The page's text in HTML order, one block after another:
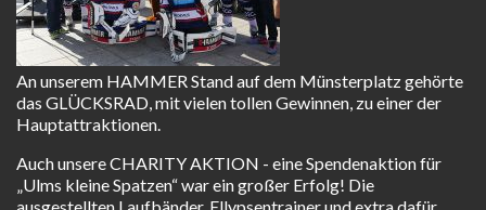
An unserem HAMMER Stand auf dem Münsterplatz gehörte
das GLÜCKSRAD, mit vielen tollen Gewinnen, zu einer der
Hauptattraktionen.
Auch unsere CHARITY AKTION - eine Spendenaktion für
„Ulms kleine Spatzen“ war ein großer Erfolg! Die